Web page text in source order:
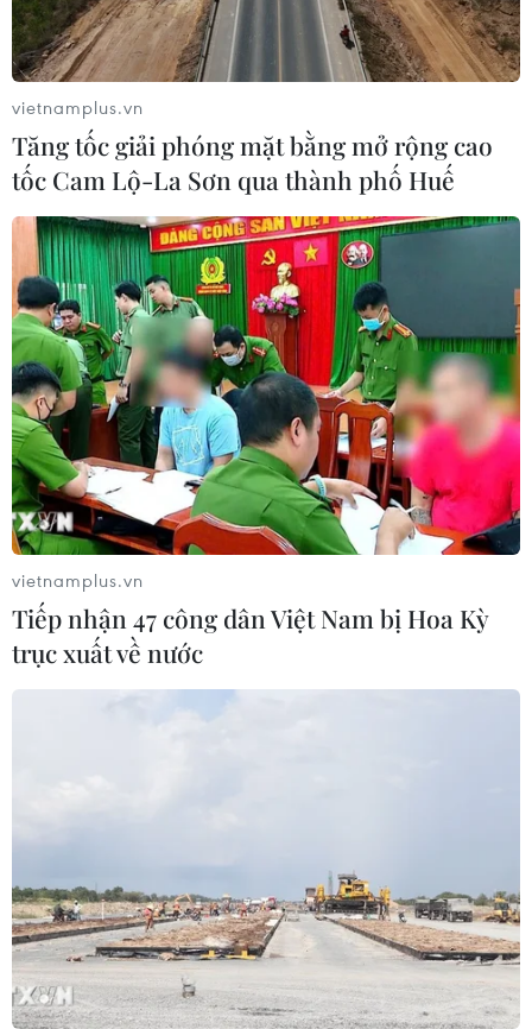
vietnamplus.vn
Tăng tốc giải phóng mặt bằng mở rộng cao
tốc Cam Lộ-La Sơn qua thành phố Huế
vietnamplus.vn
Tiếp nhận 47 công dân Việt Nam bị Hoa Kỳ
trục xuất về nước